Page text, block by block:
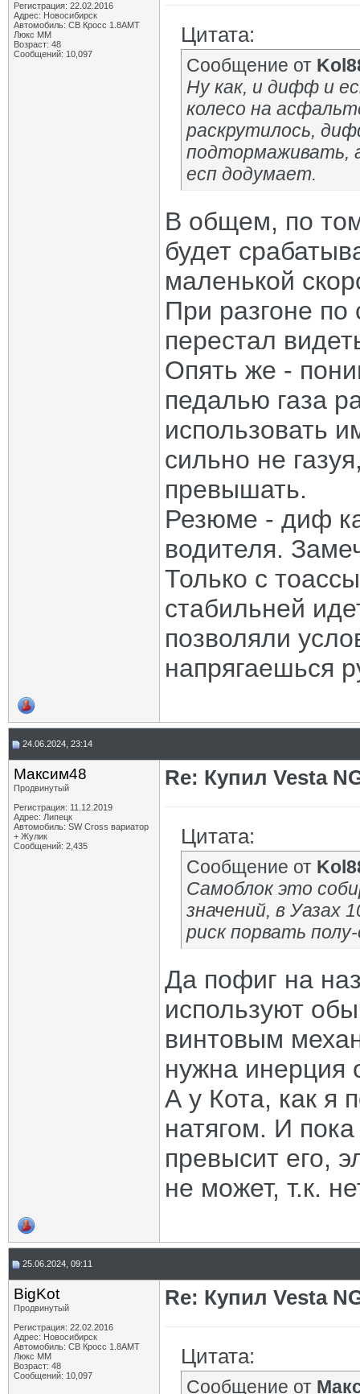
Регистрация: 22.02.2016
Адрес: Новосибирск
Автомобиль: СВ Кросс 1.8АМТ
Люкс ММ
Возраст: 48
Сообщений: 10,097
Цитата:
Сообщение от
Ну как, и дифф и
колесо на
раскрутилось,
подтормаживать,
есп додумает.
В общем, по
будет
маленькой
При разгоне по
перестал
Опять же -
педалью газа
использовать
сильно не
превышать.
Резюме - диф
водителя.
Только с
стабильней
позволяли
напрягаешься
24.06.2024, 23:14
Максим48
Продвинутый
Регистрация: 11.12.2019
Адрес: Липецк
Автомобиль: SW Cross вариатор
+ Жулик
Сообщений: 2,435
Re: Купил Vesta
Цитата:
Сообщение от
Самоблок это
значений, в Уазах
риск порвать
Да пофиг на
используют
винтовым
нужна инерция
А у Кота, как я
натягом. И
превысит его,
не может, т.к.
25.06.2024, 09:11
BigKot
Продвинутый
Регистрация: 22.02.2016
Адрес: Новосибирск
Автомобиль: СВ Кросс 1.8АМТ
Люкс ММ
Возраст: 48
Сообщений: 10,097
Re: Купил Vesta
Цитата:
Сообщение от